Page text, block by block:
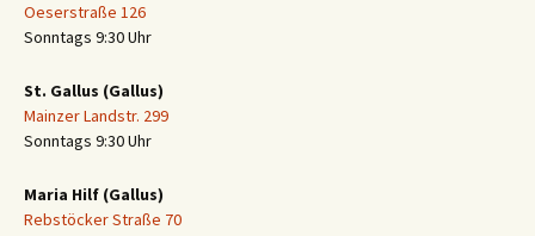
Oeserstraße 126
Sonntags 9:30 Uhr
St. Gallus (Gallus)
Mainzer Landstr. 299
Sonntags 9:30 Uhr
Maria Hilf (Gallus)
Rebstöcker Straße 70